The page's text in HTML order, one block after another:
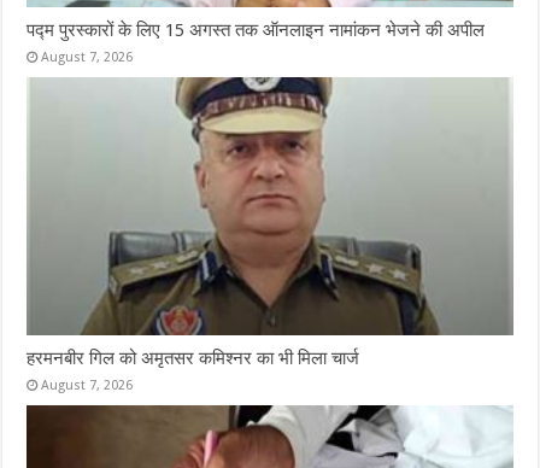
पद्म पुरस्कारों के लिए 15 अगस्त तक ऑनलाइन नामांकन भेजने की अपील
August 7, 2026
हरमनबीर गिल को अमृतसर कमिश्नर का भी मिला चार्ज
August 7, 2026